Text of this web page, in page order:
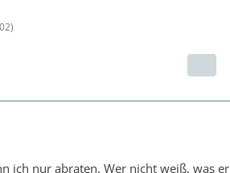
)
ich nur abraten. Wer nicht weiß, was er